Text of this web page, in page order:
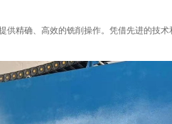
供精确、高效的铣削操作。凭借先进的技